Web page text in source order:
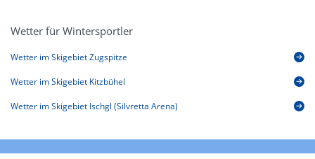
Wetter für Wintersportler
Wetter im Skigebiet Zugspitze
Wetter im Skigebiet Kitzbühel
Wetter im Skigebiet Ischgl (Silvretta Arena)